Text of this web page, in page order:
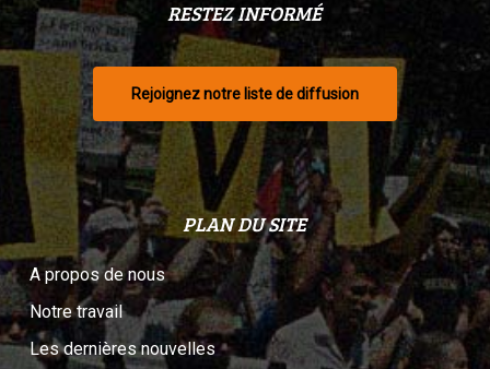
RESTEZ INFORMÉ
Rejoignez notre liste de diffusion
PLAN DU SITE
A propos de nous
Notre travail
Les dernières nouvelles